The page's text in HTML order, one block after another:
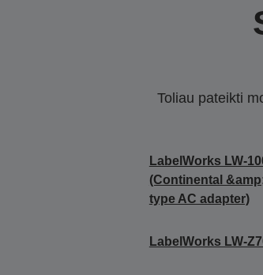
Toliau pateikti
LabelWorks LW-
(Continental
type AC adapter)
LabelWorks LW-